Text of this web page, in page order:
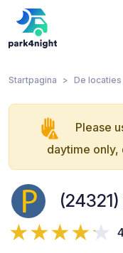
Startpagina De locaties
Please
daytime only,